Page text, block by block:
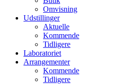
Omvisning
Udstillinger
Aktuelle
Kommende
Tidligere
Laboratoriet
Arrangementer
Kommende
Tidligere